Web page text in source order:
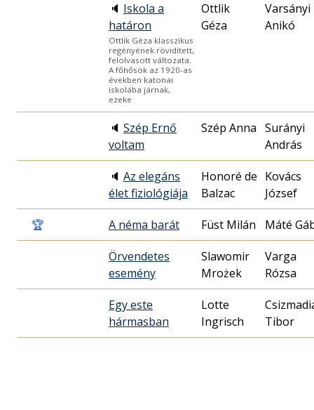
🔈 Iskola a
határon
Ottlik Géza klasszikus
regényének rövidített,
felolvasott változata.
A főhősök az 1920-as
években katonai
iskolába járnak,
ezeke
Ottlik
Géza
Varsányi
Anikó
🔈 Szép Ernő
voltam
Szép Anna Surányi
András
🔈 Az elegáns
élet fiziológiája
Honoré de
Balzac
Kovács
József
🏆 A néma barát Füst Milán Máté
Örvendetes
esemény
Slawomir
Mrożek
Varga
Rózsa
Egy este
hármasban
Lotte
Ingrisch
Tibor